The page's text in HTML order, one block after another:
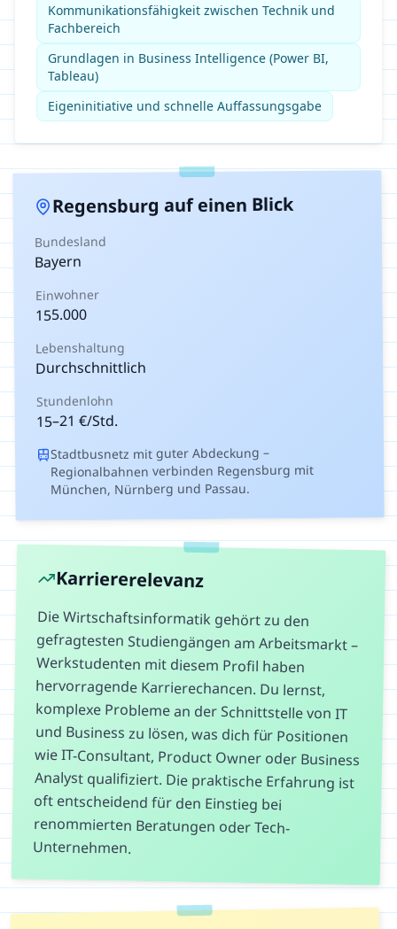
Kommunikationsfähigkeit zwischen Technik und
Fachbereich
Grundlagen in Business Intelligence (Power BI,
Tableau)
Eigeninitiative und schnelle Auffassungsgabe
Regensburg auf einen Blick
Bundesland
Bayern
Einwohner
155.000
Lebenshaltung
Durchschnittlich
Stundenlohn
15–21 €/Std.
Stadtbusnetz mit guter Abdeckung –
Regionalbahnen verbinden Regensburg mit
München, Nürnberg und Passau.
Karriererelevanz
Die Wirtschaftsinformatik gehört zu den
gefragtesten Studiengängen am Arbeitsmarkt –
Werkstudenten mit diesem Profil haben
hervorragende Karrierechancen. Du lernst,
komplexe Probleme an der Schnittstelle von IT
und Business zu lösen, was dich für Positionen
wie IT-Consultant, Product Owner oder Business
Analyst qualifiziert. Die praktische Erfahrung ist
oft entscheidend für den Einstieg bei
renommierten Beratungen oder Tech-
Unternehmen.